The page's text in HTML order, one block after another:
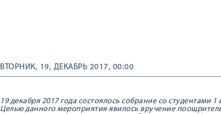
ВТОРНИК, 19, ДЕКАБРЬ 2017, 00:00
19 декабря 2017 года состоялось собрание со студентами
Целью данного мероприятия явилось вручение